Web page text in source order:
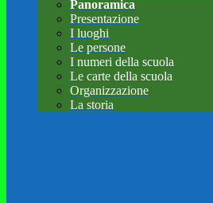
Panoramica
Presentazione
I luoghi
Le persone
I numeri della scuola
Le carte della scuola
Organizzazione
La storia